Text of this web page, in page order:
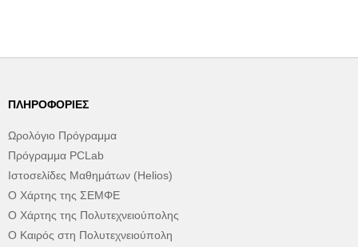
ΠΛΗΡΟΦΟΡΊΕΣ
Ωρολόγιο Πρόγραμμα
Πρόγραμμα PCLab
Ιστοσελίδες Μαθημάτων (Helios)
Ο Χάρτης της ΣΕΜΦΕ
Ο Χάρτης της Πολυτεχνειούπολης
Ο Καιρός στη Πολυτεχνειούπολη